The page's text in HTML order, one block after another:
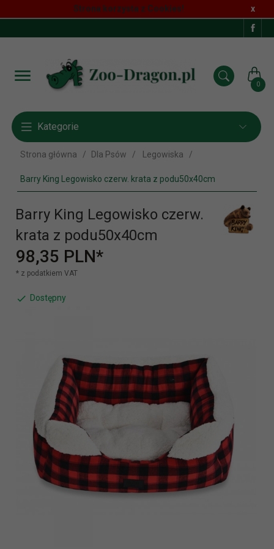
Strona korzysta z Cookies! x
0
Kategorie
Strona główna Dla Psów Legowiska
Barry King Legowisko czerw. krata z podu50x40cm
Barry King Legowisko czerw.
krata z podu50x40cm
98,35 PLN*
* z podatkiem VAT
Dostępny